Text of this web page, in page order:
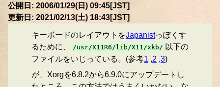
公開日: 2006/01/29(日) 09:45[JST]
更新日: 2021/02/13(土) 18:43[JST]
キーボードのレイアウトをJapanistっぽくす
るために、
/usr/X11R6/lib/X11/xkb/ 以下の
ファイルをいじっている。(参考1 ,2 ,3)
が、Xorgを6.8.2から6.9.0にアップデートし